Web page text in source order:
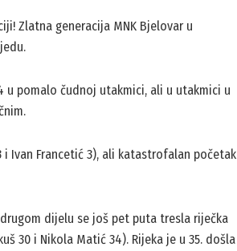
Zlatna generacija MNK Bjelovar u
u pomalo čudnoj utakmici, ali u utakmici u
Ivan Francetić 3), ali katastrofalan početak
dijelu se još pet puta tresla riječka
30 i Nikola Matić 34). Rijeka je u 35. došla